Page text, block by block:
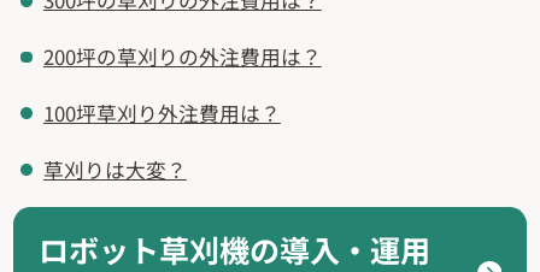
200坪の草刈りの外注費用は？
100坪草刈り外注費用は？
草刈りは大変？
ロボット草刈機の導入・運用